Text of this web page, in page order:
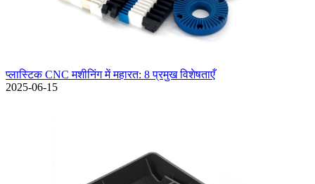
प्लास्टिक CNC मशीनिंग में महारत: 8 प्रमुख विशेषताएँ
2025-06-15